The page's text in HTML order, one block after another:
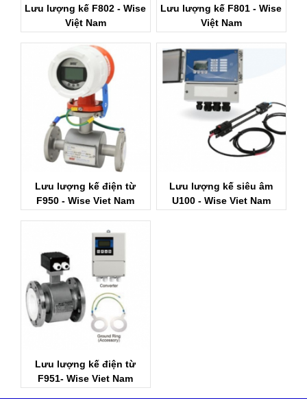
Lưu lượng kế F802 - Wise
Việt Nam
Lưu lượng kế F801 - Wise
Việt Nam
Lưu lượng kế điện từ
F950 - Wise Viet Nam
Lưu lượng kế siêu âm
U100 - Wise Viet Nam
Lưu lượng kế điện từ
F951- Wise Viet Nam